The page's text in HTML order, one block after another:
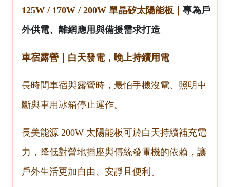
125W / 170W / 200W 單晶矽太陽能板｜專為戶
外供電、離網應用與備援需求打造
車宿露營｜白天發電，晚上持續用電
長時間車宿與露營時，最怕手機沒電、照明中
斷與車用冰箱停止運作。
長美能源 200W 太陽能板可於白天持續補充電
力，降低對營地插座與傳統發電機的依賴，讓
戶外生活更加自由、安靜且便利。